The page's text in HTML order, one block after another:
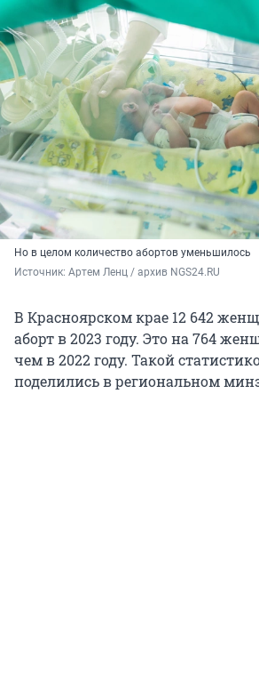
Но в целом количество абортов уменьшилось
Источник: Артем Ленц / архив NGS24.RU
В Красноярском крае 12 642
аборт в 2023 году. Это на 764
чем в 2022 году. Такой
поделились в региональном